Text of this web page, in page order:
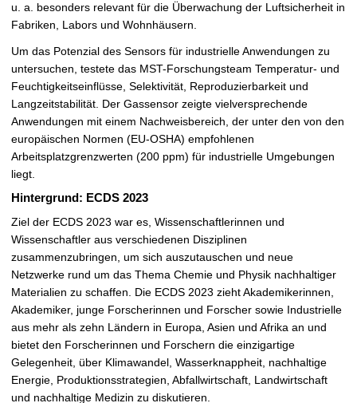
u. a. besonders relevant für die Überwachung der Luftsicherheit in
Fabriken, Labors und Wohnhäusern.
Um das Potenzial des Sensors für industrielle Anwendungen zu
untersuchen, testete das MST-Forschungsteam Temperatur- und
Feuchtigkeitseinflüsse, Selektivität, Reproduzierbarkeit und
Langzeitstabilität. Der Gassensor zeigte vielversprechende
Anwendungen mit einem Nachweisbereich, der unter den von den
europäischen Normen (EU-OSHA) empfohlenen
Arbeitsplatzgrenzwerten (200 ppm) für industrielle Umgebungen
liegt.
Hintergrund: ECDS 2023
Ziel der ECDS 2023 war es, Wissenschaftlerinnen und
Wissenschaftler aus verschiedenen Disziplinen
zusammenzubringen, um sich auszutauschen und neue
Netzwerke rund um das Thema Chemie und Physik nachhaltiger
Materialien zu schaffen. Die ECDS 2023 zieht Akademikerinnen,
Akademiker, junge Forscherinnen und Forscher sowie Industrielle
aus mehr als zehn Ländern in Europa, Asien und Afrika an und
bietet den Forscherinnen und Forschern die einzigartige
Gelegenheit, über Klimawandel, Wasserknappheit, nachhaltige
Energie, Produktionsstrategien, Abfallwirtschaft, Landwirtschaft
und nachhaltige Medizin zu diskutieren.